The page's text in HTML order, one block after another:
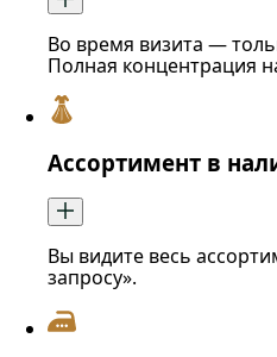
Во время визита —
Полная концентрация
Ассортимент в
Вы видите весь
запросу».